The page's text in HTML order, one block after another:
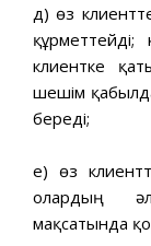
д) өз
клиентке
шешім
береді;
е) өз
олардың
мақсатында